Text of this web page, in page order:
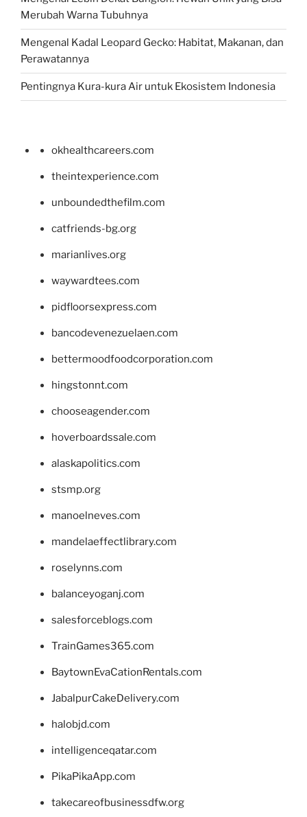
Merubah Warna Tubuhnya
Mengenal Kadal Leopard Gecko: Habitat, Makanan, dan
Perawatannya
Pentingnya Kura-kura Air untuk Ekosistem Indonesia
okhealthcareers.com
theintexperience.com
unboundedthefilm.com
catfriends-bg.org
marianlives.org
waywardtees.com
pidfloorsexpress.com
bancodevenezuelaen.com
bettermoodfoodcorporation.com
hingstonnt.com
chooseagender.com
hoverboardssale.com
alaskapolitics.com
stsmp.org
manoelneves.com
mandelaeffectlibrary.com
roselynns.com
balanceyoganj.com
salesforceblogs.com
TrainGames365.com
BaytownEvaCationRentals.com
JabalpurCakeDelivery.com
halobjd.com
intelligenceqatar.com
PikaPikaApp.com
takecareofbusinessdfw.org